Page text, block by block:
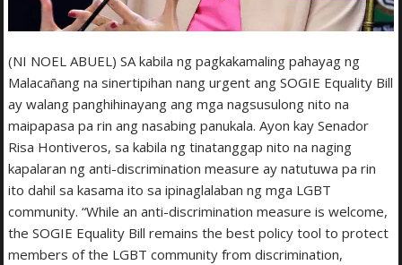
(NI NOEL ABUEL) SA kabila ng pagkakamaling pahayag ng
Malacañang na sinertipihan nang urgent ang SOGIE Equality Bill
ay walang panghihinayang ang mga nagsusulong nito na
maipapasa pa rin ang nasabing panukala. Ayon kay Senador
Risa Hontiveros, sa kabila ng tinatanggap nito na naging
kapalaran ng anti-discrimination measure ay natutuwa pa rin
ito dahil sa kasama ito sa ipinaglalaban ng mga LGBT
community. “While an anti-discrimination measure is welcome,
the SOGIE Equality Bill remains the best policy tool to protect
members of the LGBT community from discrimination,